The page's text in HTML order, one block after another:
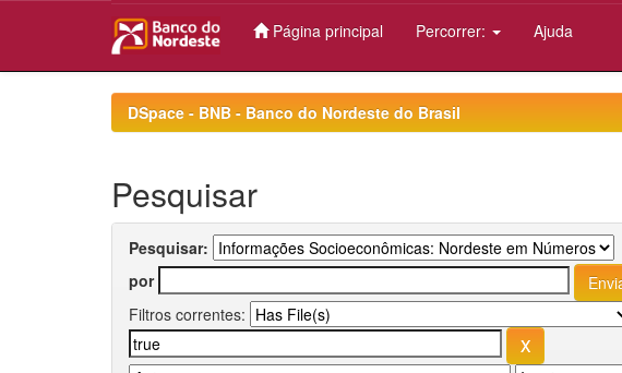
Página principal Percorrer: Ajuda
DSpace - BNB - Banco do Nordeste do Brasil
Pesquisar
Pesquisar:
por
Filtros correntes: